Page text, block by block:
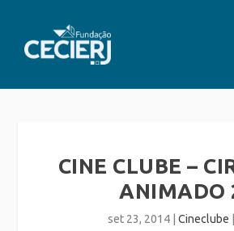
CINE CLUBE –
ANIMADO
set 23, 2014| Cineclube